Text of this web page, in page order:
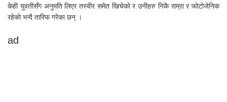
केही युवतीसँग अनुमति लिएर तस्वीर समेत खिचेको र उनीहरु निकै राम्रा र फोटोजेनिक
रहेको भन्दै तारिफ गरेका छन् ।
ad